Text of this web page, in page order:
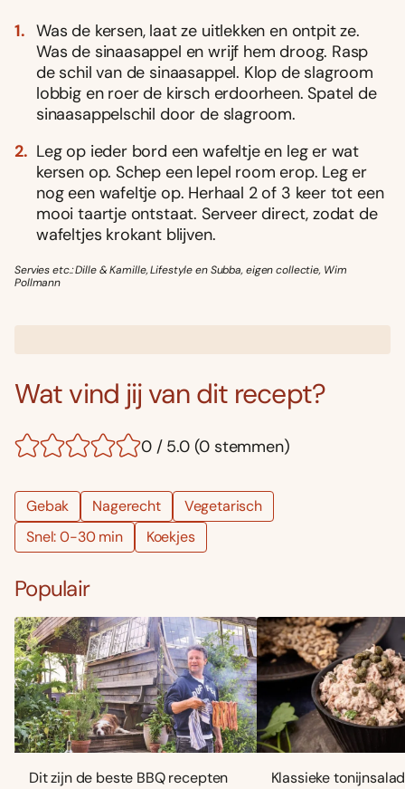
Was de kersen, laat ze uitlekken en ontpit ze.
Was de sinaasappel en wrijf hem droog. Rasp
de schil van de sinaasappel. Klop de slagroom
lobbig en roer de kirsch erdoorheen. Spatel de
sinaasappelschil door de slagroom.
Leg op ieder bord een wafeltje en leg er wat
kersen op. Schep een lepel room erop. Leg er
nog een wafeltje op. Herhaal 2 of 3 keer tot een
mooi taartje ontstaat. Serveer direct, zodat de
wafeltjes krokant blijven.
Servies etc.: Dille & Kamille, Lifestyle en Subba, eigen collectie, Wim
Pollmann
Wat vind jij van dit recept?
0 / 5.0 (0 stemmen)
Gebak Nagerecht
Vegetarisch
Snel: 0-30 min
Koekjes
Populair
Dit zijn de beste BBQ recepten
Klassieke